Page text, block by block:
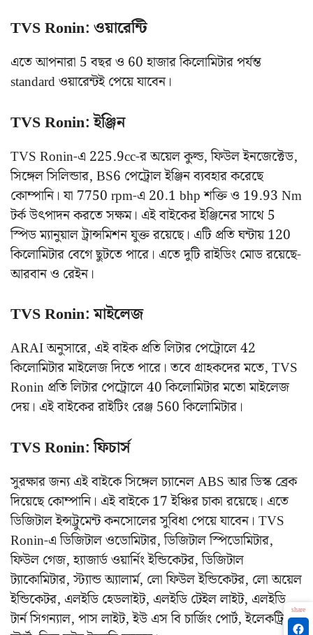
TVS Ronin: ওয়ারেন্টি
এতে আপনারা 5 বছর ও 60 হাজার কিলোমিটার পর্যন্ত
standard ওয়ারেন্টই পেয়ে যাবেন।
TVS Ronin: ইঞ্জিন
TVS Ronin-এ 225.9cc-র অয়েল কুল্ড, ফিউল ইনজেক্টেড,
সিঙ্গেল সিলিন্ডার, BS6 পেট্রোল ইঞ্জিন ব্যবহার করেছে
কোম্পানি। যা 7750 rpm-এ 20.1 bhp শক্তি ও 19.93 Nm
টর্ক উৎপাদন করতে সক্ষম। এই বাইকের ইঞ্জিনের সাথে 5
স্পিড ম্যানুয়াল ট্রান্সমিশন যুক্ত রয়েছে। এটি প্রতি ঘন্টায় 120
কিলোমিটার বেগে ছুটতে পারে। এতে দুটি রাইডিং মোড রয়েছে-
আরবান ও রেইন।
TVS Ronin: মাইলেজ
ARAI অনুসারে, এই বাইক প্রতি লিটার পেট্রোলে 42
কিলোমিটার মাইলেজ দিতে পারে। তবে গ্রাহকদের মতে, TVS
Ronin প্রতি লিটার পেট্রোলে 40 কিলোমিটার মতো মাইলেজ
দেয়। এই বাইকের রাইটিং রেঞ্জ 560 কিলোমিটার।
TVS Ronin: ফিচার্স
সুরক্ষার জন্য এই বাইকে সিঙ্গেল চ্যানেল ABS আর ডিস্ক ব্রেক
দিয়েছে কোম্পানি। এই বাইকে 17 ইঞ্চির চাকা রয়েছে। এতে
ডিজিটাল ইন্সট্রুমেন্ট কনসোলের সুবিধা পেয়ে যাবেন। TVS
Ronin-এ ডিজিটাল ওডোমিটার, ডিজিটাল স্পিডোমিটার,
ফিউল গেজ, হ্যাজার্ড ওয়ার্নিং ইন্ডিকেটর, ডিজিটাল
ট্যাকোমিটার, স্ট্যান্ড অ্যালার্ম, লো ফিউল ইন্ডিকেটর, লো অয়েল
ইন্ডিকেটর, এলইডি হেডলাইট, এলইডি টেইল লাইট, এলইডি
টার্ন সিগন্যাল, পাস লাইট, ইউ এস বি চার্জিং পোর্ট, ইলেকট্রিকshare